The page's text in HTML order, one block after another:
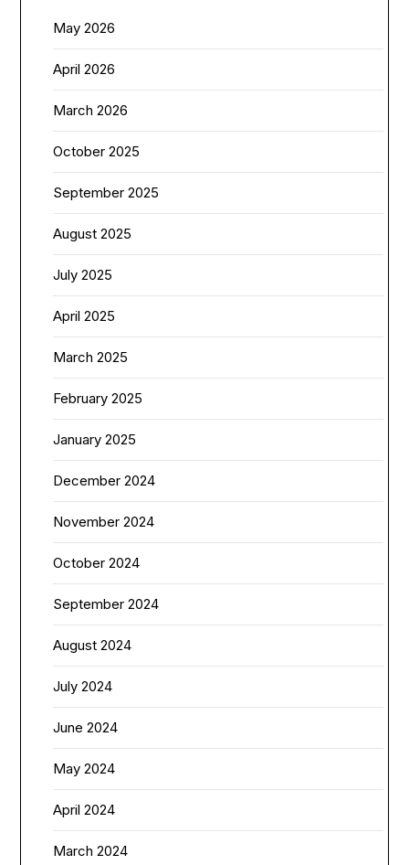
May 2026
April 2026
March 2026
October 2025
September 2025
August 2025
July 2025
April 2025
March 2025
February 2025
January 2025
December 2024
November 2024
October 2024
September 2024
August 2024
July 2024
June 2024
May 2024
April 2024
March 2024